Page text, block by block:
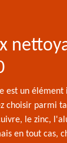
est un
choisir parmi
le zinc,
en tout cas,